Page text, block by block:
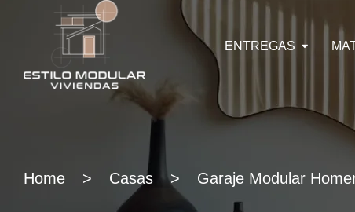
ENTREGAS
Home > Casas > Garaje Modular